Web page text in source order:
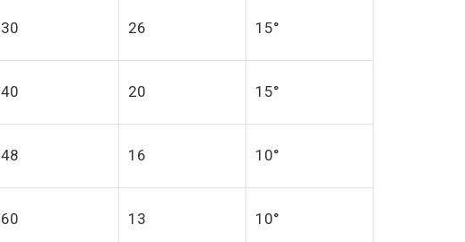
30 26 15°
40 20 15°
48 16 10°
60 13 10°